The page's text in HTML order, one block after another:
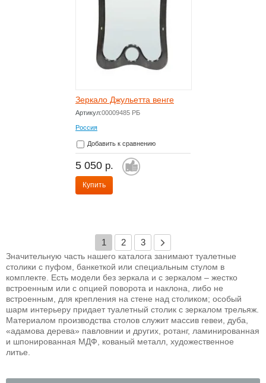
Зеркало Джульетта венге
Артикул:00009485 РБ
Россия
Добавить к сравнению
5 050 р.
Купить
1 2 3
Значительную часть нашего каталога занимают туалетные
столики с пуфом, банкеткой или специальным стулом в
комплекте. Есть модели без зеркала и с зеркалом – жестко
встроенным или с опцией поворота и наклона, либо не
встроенным, для крепления на стене над столиком; особый
шарм интерьеру придает туалетный столик с зеркалом трельяж.
Материалом производства столов служит массив гевеи, дуба,
«адамова дерева» павловнии и других, ротанг, ламинированная
и шпонированная МДФ, кованый металл, художественное
литье.